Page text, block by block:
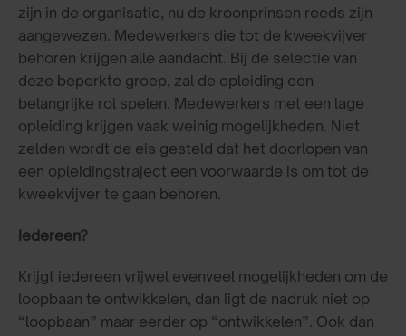
zijn in de organisatie, nu de kroonprinsen reeds zijn
aangewezen. Medewerkers die tot de kweekvijver
behoren krijgen alle aandacht. Bij de selectie van
deze beperkte groep, zal de opleiding een
belangrijke rol spelen. Medewerkers met een lage
opleiding krijgen vaak weinig mogelijkheden. Niet
zelden wordt de eis gesteld dat het doorlopen van
een opleidingstraject een voorwaarde is om tot de
kweekvijver te gaan behoren.
Iedereen?
Krijgt iedereen vrijwel evenveel mogelijkheden om de
loopbaan te ontwikkelen, dan ligt de nadruk niet op
“loopbaan” maar eerder op “ontwikkelen”. Ook dan